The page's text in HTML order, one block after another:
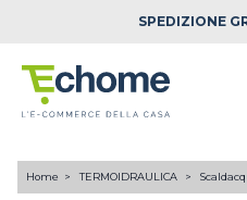
SPEDIZIONE
Home TERMOIDRAULICA